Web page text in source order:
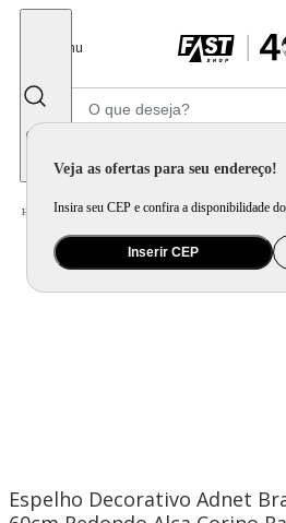
Menu
Veja as ofertas para seu endereço!
Insira seu CEP e confira a disponibilidade
Inserir CEP
Home Móveis e Decoração / Decoração / Espelho / Espelho
Espelho Decorativo Adnet